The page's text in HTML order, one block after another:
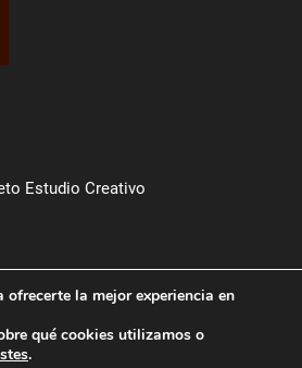
Estudio Creativo
la mejor experiencia en
qué cookies utilizamos o
.